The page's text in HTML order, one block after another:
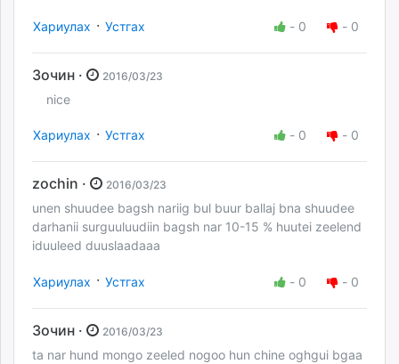
Хариулах · Устгах - 0 - 0
Зочин · 2016/03/23
nice
Хариулах · Устгах - 0 - 0
zochin · 2016/03/23
unen shuudee bagsh nariig bul buur ballaj bna shuudee
darhanii surguuluudiin bagsh nar 10-15 % huutei zeelend
iduuleed duuslaadaaa
Хариулах · Устгах - 0 - 0
Зочин · 2016/03/23
ta nar hund mongo zeeled nogoo hun chine oghgui bgaa